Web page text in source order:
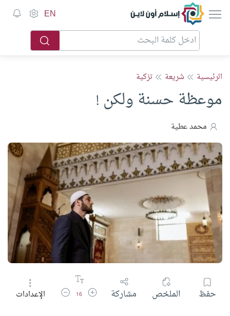
إسلام أون لاين EN
الرئيسية شريعة تزكية
موعظة حسنة ولكن !
محمد عطية
حفظ الملخص مشاركة زيادة حجم الخط
16 تقليل حجم الخط
الإعدادات